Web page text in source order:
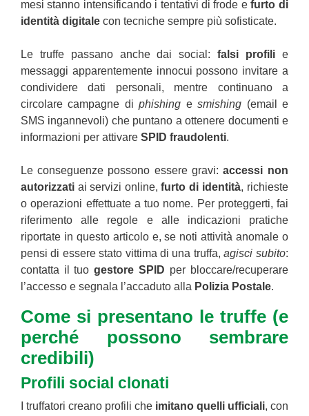
mesi stanno intensificando i tentativi di frode e furto di
identità digitale con tecniche sempre più sofisticate.
Le truffe passano anche dai social: falsi profili e
messaggi apparentemente innocui possono invitare a
condividere dati personali, mentre continuano a
circolare campagne di phishing e smishing (email e
SMS ingannevoli) che puntano a ottenere documenti e
informazioni per attivare SPID fraudolenti.
Le conseguenze possono essere gravi: accessi non
autorizzati ai servizi online, furto di identità, richieste
o operazioni effettuate a tuo nome. Per proteggerti, fai
riferimento alle regole e alle indicazioni pratiche
riportate in questo articolo e, se noti attività anomale o
pensi di essere stato vittima di una truffa, agisci subito:
contatta il tuo gestore SPID per bloccare/recuperare
l’accesso e segnala l’accaduto alla Polizia Postale.
Come si presentano le truffe (e
perché possono sembrare
credibili)
Profili social clonati
I truffatori creano profili che imitano quelli ufficiali, con